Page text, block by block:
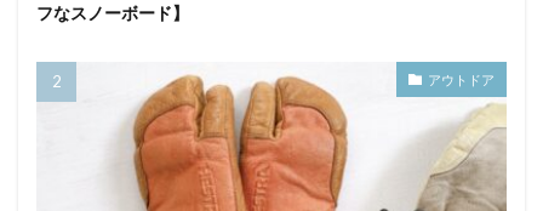
フなスノーボード】
アウトドア